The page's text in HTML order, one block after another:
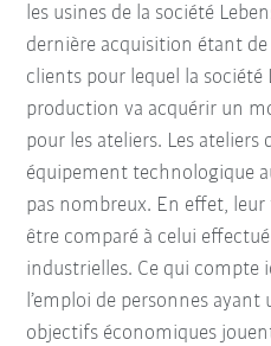
les usines de la société
dernière acquisition étant
clients pour lequel la société
production va acquérir un
pour les ateliers. Les ateliers
équipement technologique
pas nombreux. En effet,
être comparé à celui
industrielles. Ce qui compte
l’emploi de personnes
objectifs économiques